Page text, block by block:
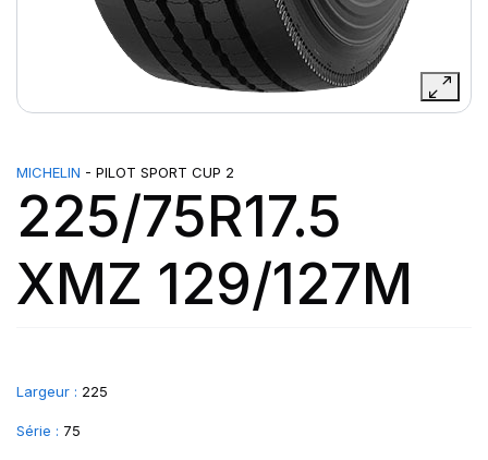
MICHELIN - PILOT SPORT CUP 2
225/75R17.5
XMZ 129/127M
Largeur : 225
Série : 75